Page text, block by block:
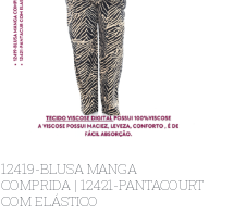
12419-BLUSA MANGA
COMPRIDA | 12421-PANTACOURT
COM ELÁSTICO